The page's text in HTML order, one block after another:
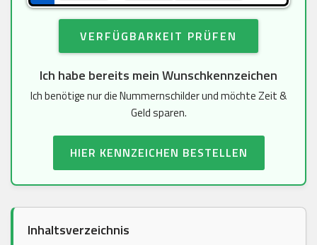
VERFÜGBARKEIT PRÜFEN
Ich habe bereits mein Wunschkennzeichen
Ich benötige nur die Nummernschilder und möchte Zeit &
Geld sparen.
HIER KENNZEICHEN BESTELLEN
Inhaltsverzeichnis